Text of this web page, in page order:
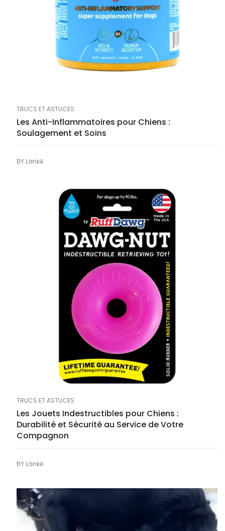
TRUCS ET ASTUCES
Les Anti-Inflammatoires pour Chiens :
Soulagement et Soins
BY Länkē
TRUCS ET ASTUCES
Les Jouets Indestructibles pour Chiens :
Durabilité et Sécurité au Service de Votre
Compagnon
BY Länkē